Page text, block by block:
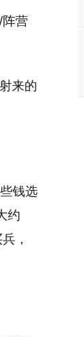
阵营
来的
钱选
约
，